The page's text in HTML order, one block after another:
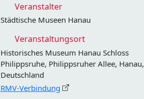
Veranstalter
Städtische Museen Hanau
Veranstaltungsort
Historisches Museum Hanau Schloss
Philippsruhe, Philippsruher Allee, Hanau,
Deutschland
RMV-Verbindung